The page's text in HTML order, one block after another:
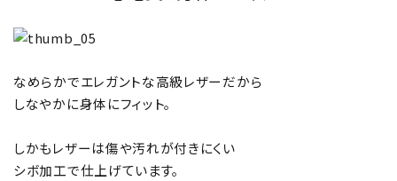
なめらかでエレガントな高級レザーだから
しなやかに身体にフィット。
しかもレザーは傷や汚れが付きにくい
シボ加工で仕上げています。